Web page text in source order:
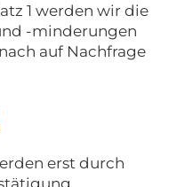
1 werden wir die
-minderungen
auf Nachfrage
erst durch